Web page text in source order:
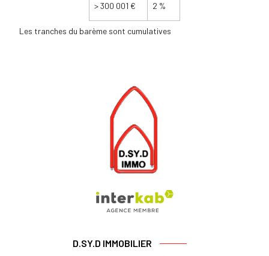
>300 001 € 2 %
Les tranches du barème sont cumulatives
D.SY.D IMMOBILIER